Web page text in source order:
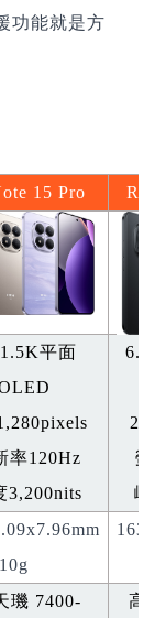
功能就是方
15 Pro
1.5K平面
率120Hz
3,200nits
璣 7400-
高